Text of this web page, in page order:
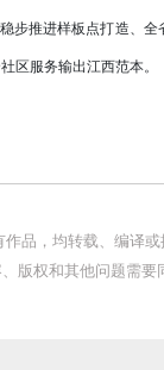
步推进样板点打造、
区服务输出江西范本。
品，均转载、编译
版权和其他问题需